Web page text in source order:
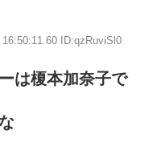
16:50:11.60 ID:qzRuviSl0
は榎本加奈子で